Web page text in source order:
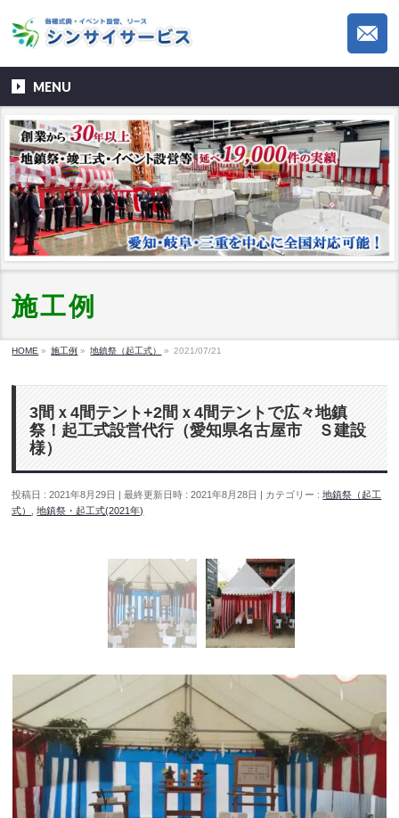
MENU
施工例
HOME » 施工例 » 地鎮祭（起工式） » 2021/07/21
3間ｘ4間テント+2間ｘ4間テントで広々地鎮
祭！起工式設営代行（愛知県名古屋市 Ｓ建設
様）
投稿日 : 2021年8月29日 最終更新日時 : 2021年8月28日 カテゴリー :地鎮祭（起工
式）
,地鎮祭・起工式(2021年)